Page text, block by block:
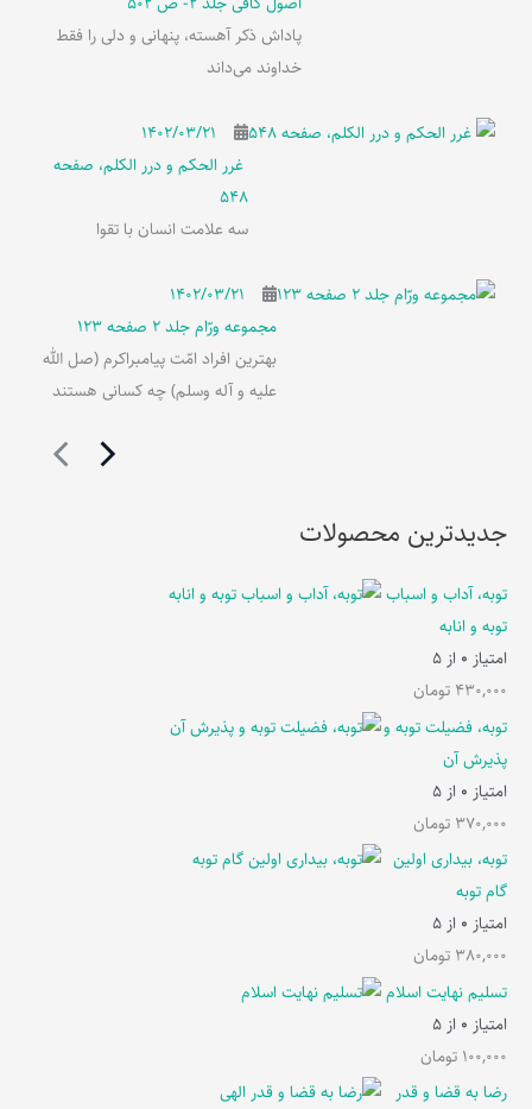
پاداش ذکر آهسته، پنهانی و دلی را فقط
خداوند می‌داند
۱۴۰۲/۰۳/۲۱
غرر الحکم و درر الکلم، صفحه
548
سه علامت انسان با تقوا
۱۴۰۲/۰۳/۲۱
مجموعه ورّام جلد 2 صفحه 123
بهترین افراد امّت پیامبراکرم (صل الله
علیه و آله وسلم) چه کسانی هستند
جدیدترین محصولات
توبه، آداب و اسباب
توبه و انابه
امتیاز 0 از 5
430,000 تومان
توبه، فضیلت توبه و
پذیرش آن
امتیاز 0 از 5
370,000 تومان
توبه، بیداری اولین
گام توبه
امتیاز 0 از 5
380,000 تومان
تسلیم نهایت اسلام
امتیاز 0 از 5
100,000 تومان
رضا به قضا و قدر